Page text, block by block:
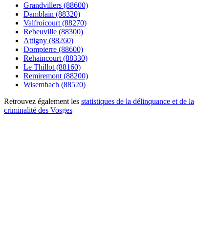
Grandvillers (88600)
Damblain (88320)
Valfroicourt (88270)
Rebeuville (88300)
Attigny (88260)
Dompierre (88600)
Rehaincourt (88330)
Le Thillot (88160)
Remiremont (88200)
Wisembach (88520)
Retrouvez également les statistiques de la délinquance et de la
criminalité des Vosges